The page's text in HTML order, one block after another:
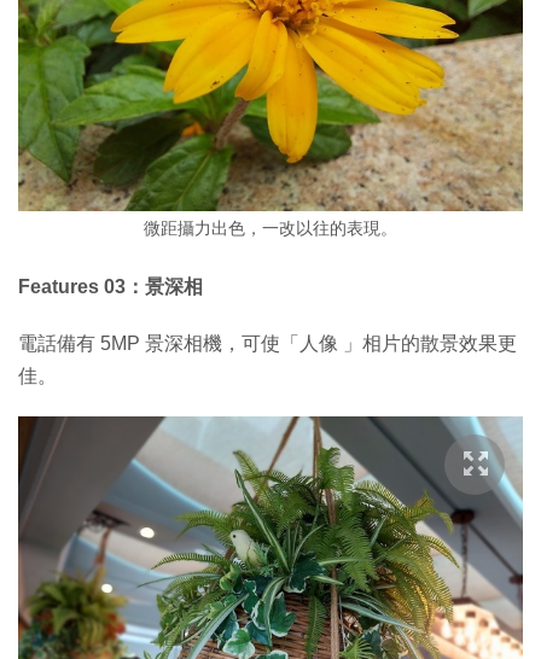
微距攝力出色，一改以往的表現。
Features 03：景深相
電話備有 5MP 景深相機，可使「人像 」相片的散景效果更
佳。